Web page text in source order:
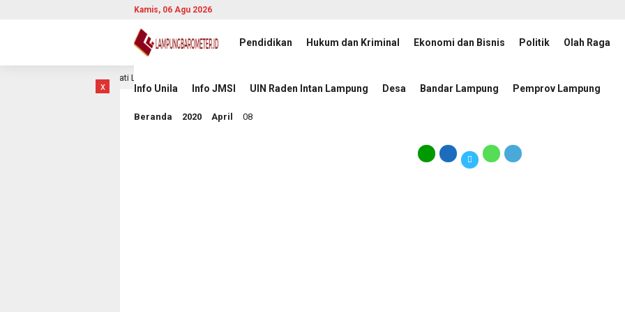
Kamis, 06 Agu 2026
Pendidikan Hukum dan Kriminal Ekonomi dan Bisnis Politik Olah Raga
Info Unila Info JMSI UIN Raden Intan Lampung Desa Bandar Lampung Pemprov Lampung
x
Laga Hidup Mati Lawan Singapura
Beranda 2020 April 08